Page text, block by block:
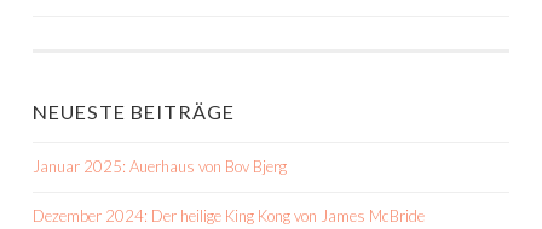
NEUESTE BEITRÄGE
Januar 2025: Auerhaus von Bov Bjerg
Dezember 2024: Der heilige King Kong von James McBride